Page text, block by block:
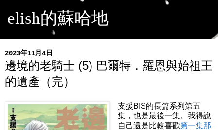
elish的蘇哈地
2023年11月4日
邊境的老騎士 (5) 巴爾特．羅恩與始祖王
的遺產（完）
支援BIS的長篇系列第五
集，也是最後一集。我得說
自己還是比較喜歡第一集那